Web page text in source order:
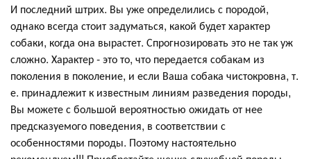
И последний штрих. Вы уже определились с породой,
однако всегда стоит задуматься, какой будет характер
собаки, когда она вырастет. Спрогнозировать это не так уж
сложно. Характер - это то, что передается собакам из
поколения в поколение, и если Ваша собака чистокровна, т.
е. принадлежит к известным линиям разведения породы,
Вы можете с большой вероятностью ожидать от нее
предсказуемого поведения, в соответствии с
особенностями породы. Поэтому настоятельно